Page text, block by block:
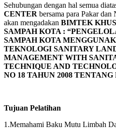
Sehubungan dengan hal semua
CENTER bersama para Pakar dan
akan mengadakan BIMTEK
SAMPAH KOTA :
SAMPAH KOTA
TEKNOLOGI SANITARY
MANAGEMENT WITH
TECHNIQUE AND
NO 18 TAHUN 2008
Tujuan Pelatihan
1.Memahami Baku Mutu Limbah